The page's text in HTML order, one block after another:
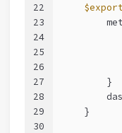
22
23
24
25
26
27
28
29
30
        }
    }